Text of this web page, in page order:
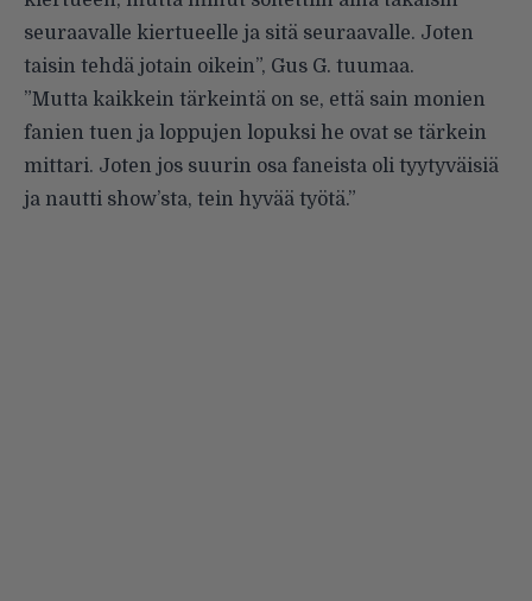
seuraavalle kiertueelle ja sitä seuraavalle. Joten
taisin tehdä jotain oikein”, Gus G. tuumaa.
”Mutta kaikkein tärkeintä on se, että sain monien
fanien tuen ja loppujen lopuksi he ovat se tärkein
mittari. Joten jos suurin osa faneista oli tyytyväisiä
ja nautti show’sta, tein hyvää työtä.”